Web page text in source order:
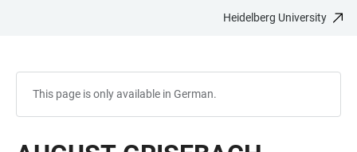
Heidelberg University
This page is only available in German.